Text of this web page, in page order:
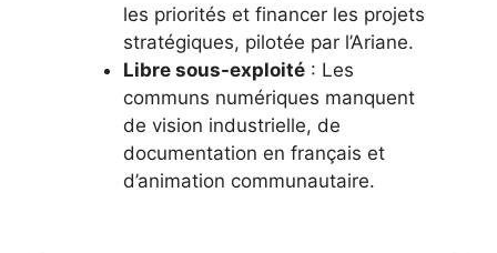
les priorités et financer les projets
stratégiques, pilotée par l’Ariane.
Libre sous-exploité : Les
communs numériques manquent
de vision industrielle, de
documentation en français et
d’animation communautaire.